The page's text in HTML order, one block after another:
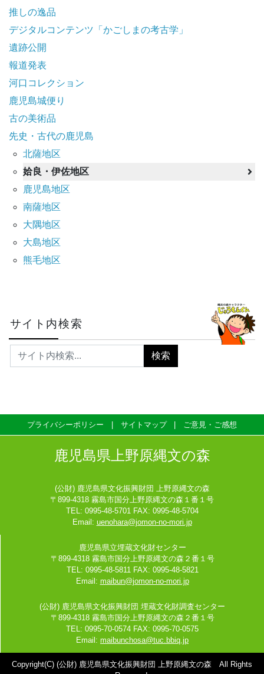
推しの逸品
デジタルコンテンツ「かごしまの考古学」
遺跡公開
報道発表
河口コレクション
鹿児島城便り
古の美術品
先史・古代の鹿児島
北薩地区
姶良・伊佐地区
鹿児島地区
南薩地区
大隅地区
大島地区
熊毛地区
サイト内検索
プライバシーポリシー サイトマップ ご意見・ご感想
鹿児島県上野原縄文の森
(公財) 鹿児島県文化振興財団 上野原縄文の森
〒899-4318 霧島市国分上野原縄文の森１番１号
TEL: 0995-48-5701 FAX: 0995-48-5704
Email: uenohara@jomon-no-mori.jp
鹿児島県立埋蔵文化財センター
〒899-4318 霧島市国分上野原縄文の森２番１号
TEL: 0995-48-5811 FAX: 0995-48-5821
Email: maibun@jomon-no-mori.jp
(公財) 鹿児島県文化振興財団 埋蔵文化財調査センター
〒899-4318 霧島市国分上野原縄文の森２番１号
TEL: 0995-70-0574 FAX: 0995-70-0575
Email: maibunchosa@tuc.bbiq.jp
Copyright(C) (公財) 鹿児島県文化振興財団 上野原縄文の森 All Rights